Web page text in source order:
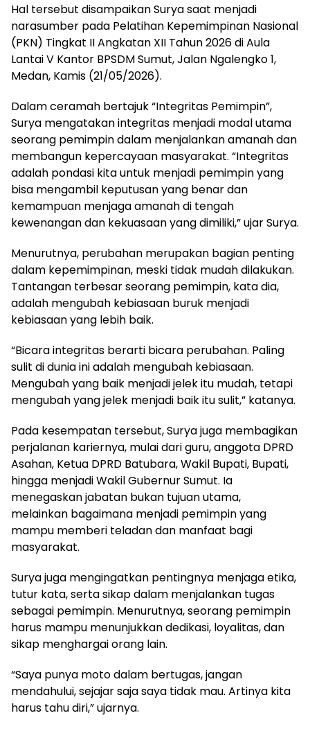
Hal tersebut disampaikan Surya saat menjadi
narasumber pada Pelatihan Kepemimpinan Nasional
(PKN) Tingkat II Angkatan XII Tahun 2026 di Aula
Lantai V Kantor BPSDM Sumut, Jalan Ngalengko 1,
Medan, Kamis (21/05/2026).
Dalam ceramah bertajuk “Integritas Pemimpin”,
Surya mengatakan integritas menjadi modal utama
seorang pemimpin dalam menjalankan amanah dan
membangun kepercayaan masyarakat. “Integritas
adalah pondasi kita untuk menjadi pemimpin yang
bisa mengambil keputusan yang benar dan
kemampuan menjaga amanah di tengah
kewenangan dan kekuasaan yang dimiliki,” ujar Surya.
Menurutnya, perubahan merupakan bagian penting
dalam kepemimpinan, meski tidak mudah dilakukan.
Tantangan terbesar seorang pemimpin, kata dia,
adalah mengubah kebiasaan buruk menjadi
kebiasaan yang lebih baik.
“Bicara integritas berarti bicara perubahan. Paling
sulit di dunia ini adalah mengubah kebiasaan.
Mengubah yang baik menjadi jelek itu mudah, tetapi
mengubah yang jelek menjadi baik itu sulit,” katanya.
Pada kesempatan tersebut, Surya juga membagikan
perjalanan kariernya, mulai dari guru, anggota DPRD
Asahan, Ketua DPRD Batubara, Wakil Bupati, Bupati,
hingga menjadi Wakil Gubernur Sumut. Ia
menegaskan jabatan bukan tujuan utama,
melainkan bagaimana menjadi pemimpin yang
mampu memberi teladan dan manfaat bagi
masyarakat.
Surya juga mengingatkan pentingnya menjaga etika,
tutur kata, serta sikap dalam menjalankan tugas
sebagai pemimpin. Menurutnya, seorang pemimpin
harus mampu menunjukkan dedikasi, loyalitas, dan
sikap menghargai orang lain.
“Saya punya moto dalam bertugas, jangan
mendahului, sejajar saja saya tidak mau. Artinya kita
harus tahu diri,” ujarnya.